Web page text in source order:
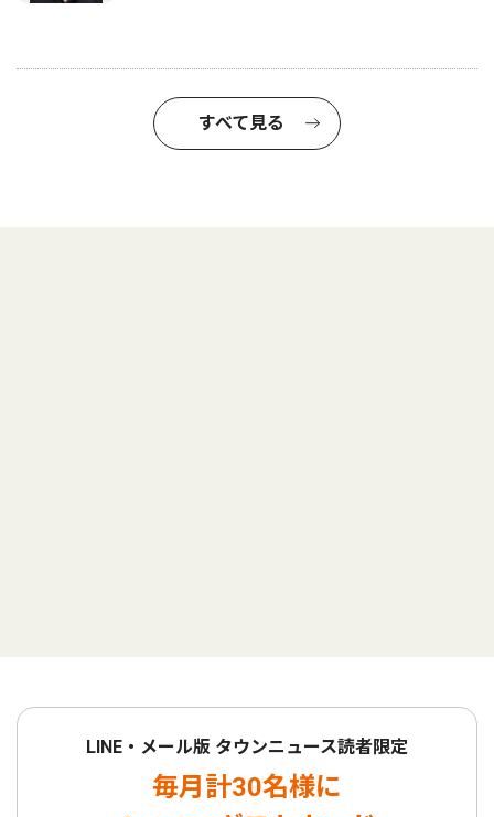
すべて見る
LINE・メール版 タウンニュース読者限定
毎月計30名様に